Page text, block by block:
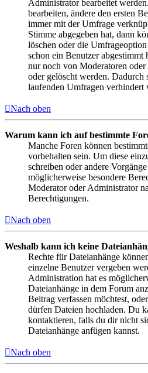
Administrator bearbeitet
bearbeiten, ändere den ersten
immer mit der Umfrage
Stimme abgegeben hat, dann
löschen oder die
schon ein Benutzer abgestimmt
nur noch von Moderatoren
oder gelöscht werden.
laufenden Umfragen verhindert
Nach oben
Warum kann ich auf bestimmte
Manche Foren können
vorbehalten sein. Um diese
schreiben oder andere
möglicherweise besondere
Moderator oder Administrator
Berechtigungen.
Nach oben
Weshalb kann ich keine
Rechte für Dateianhänge
einzelne Benutzer vergeben
Administration hat es
Dateianhänge in dem Forum
Beitrag verfassen möchtest,
dürfen Dateien hochladen. Du
kontaktieren, falls du dir nicht
Dateianhänge anfügen kannst.
Nach oben